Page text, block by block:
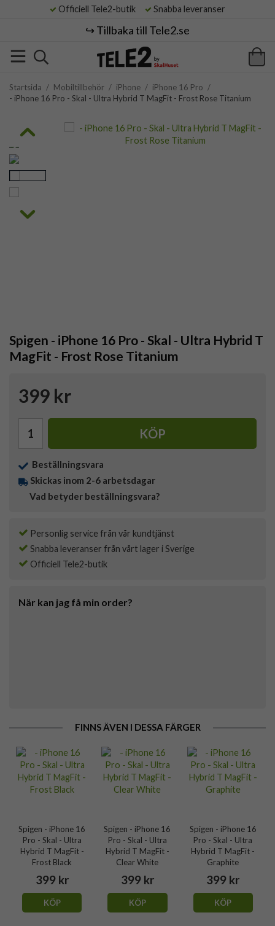
Officiell Tele2-butik Snabba leveranser
↪️ Tillbaka till Tele2.se
Startsida / Mobiltillbehör / iPhone / iPhone 16 Pro /
- iPhone 16 Pro - Skal - Ultra Hybrid T MagFit - Frost Rose Titanium
Spigen - iPhone 16 Pro - Skal - Ultra Hybrid T
MagFit - Frost Rose Titanium
399 kr
KÖP
Beställningsvara
Skickas inom 2-6 arbetsdagar
Vad betyder beställningsvara?
Personlig service från vår kundtjänst
Snabba leveranser från vårt lager i Sverige
Officiell Tele2-butik
När kan jag få min order?
FINNS ÄVEN I DESSA FÄRGER
Spigen - iPhone 16
Pro - Skal - Ultra
Hybrid T MagFit -
Frost Black
399 kr
KÖP
Spigen - iPhone 16
Pro - Skal - Ultra
Hybrid T MagFit -
Clear White
399 kr
KÖP
Spigen - iPhone 16
Pro - Skal - Ultra
Hybrid T MagFit -
Graphite
399 kr
KÖP